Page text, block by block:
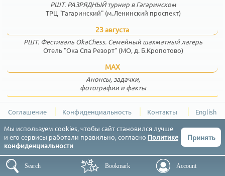
РШТ. РАЗРЯДНЫЙ турнир в Гагаринском
ТРЦ "Гагаринский" (м.Ленинский проспект)
23 августа
РШТ. Фестиваль OkaChess. Семейный шахматный лагерь
Отель "Ока Спа Резорт" (МО, д. Б.Кропотово)
MAX
Анонсы, задачки,
фотографии и факты
Соглашение Конфиденциальность Контакты English
РШТ (Результаты Шахматных Турниров) © 2015-2026
Search Bookmark Account
Мы используем cookies, чтобы сайт становился лучше
и его сервисы работали правильно, согласно Политике
конфиденциальности
Принять